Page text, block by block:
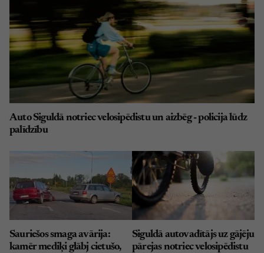
Auto Siguldā notriec velosipēdistu un aizbēg - policija lūdz
palīdzību
Sauriešos smaga avārija:
kamēr mediķi glābj cietušo,
Siguldā autovadītājs uz gājēju
pārejas notriec velosipēdistu